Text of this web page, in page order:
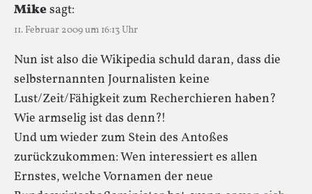
Mikesagt:
11. Februar 2009 um 16:13 Uhr
Nun ist also die Wikipedia schuld daran, dass die
selbsternannten Journalisten keine
Lust/Zeit/Fähigkeit zum Recherchieren haben?
Wie armselig ist das denn?!
Und um wieder zum Stein des Antoßes
zurückzukommen: Wen interessiert es allen
Ernstes, welche Vornamen der neue